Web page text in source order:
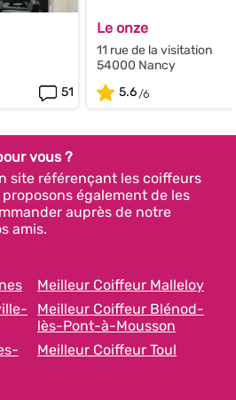
51
Le onze
11 rue de la visitation
54000 Nancy
5.6
vous ?
site référençant les coiffeurs
également de les
auprès de notre
amis.
Meilleur Coiffeur Malleloy
Meilleur Coiffeur Blénod-
lès-Pont-à-Mousson
Meilleur Coiffeur Toul